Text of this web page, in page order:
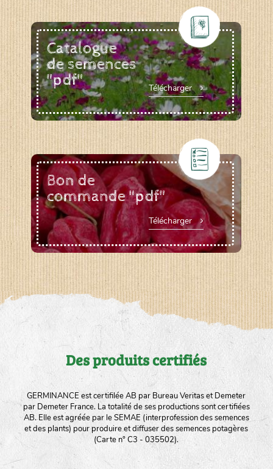
Catalogue
de semences
"pdf"
Télécharger
Bon de
commande "pdf"
Télécharger
Des produits certifiés
GERMINANCE est certifilée AB par Bureau Veritas et Demeter
par Demeter France. La totalité de ses productions sont certifiées
AB. Elle est agréée par le SEMAE (interprofession des semences
et des plants) pour produire et diffuser des semences potagères
(Carte n° C3 - 035502).